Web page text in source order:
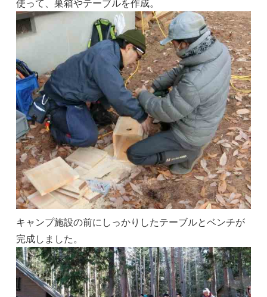
使って、巣箱やテーブルを作成。
キャンプ施設の前にしっかりしたテーブルとベンチが
完成しました。